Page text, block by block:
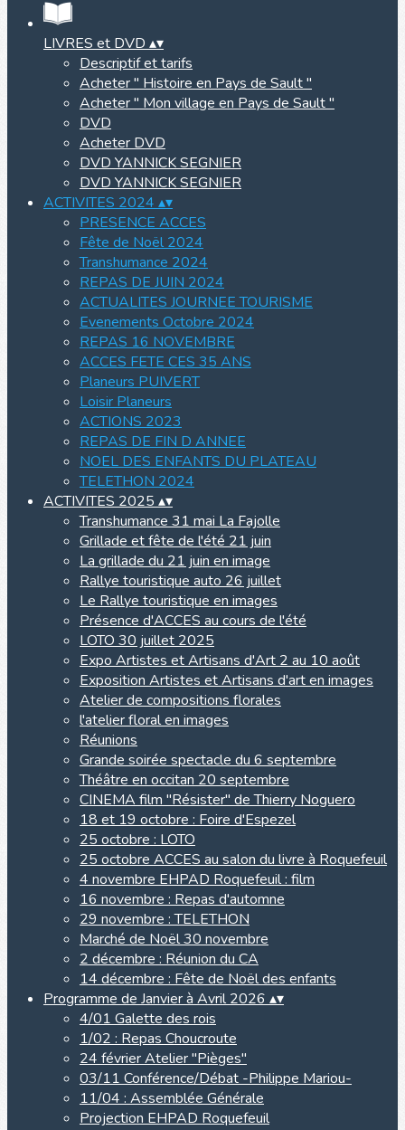
LIVRES et DVD ▴▾
Descriptif et tarifs
Acheter " Histoire en Pays de Sault "
Acheter " Mon village en Pays de Sault "
DVD
Acheter DVD
DVD YANNICK SEGNIER
DVD YANNICK SEGNIER
ACTIVITES 2024 ▴▾
PRESENCE ACCES
Fête de Noël 2024
Transhumance 2024
REPAS DE JUIN 2024
ACTUALITES JOURNEE TOURISME
Evenements Octobre 2024
REPAS 16 NOVEMBRE
ACCES FETE CES 35 ANS
Planeurs PUIVERT
Loisir Planeurs
ACTIONS 2023
REPAS DE FIN D ANNEE
NOEL DES ENFANTS DU PLATEAU
TELETHON 2024
ACTIVITES 2025 ▴▾
Transhumance 31 mai La Fajolle
Grillade et fête de l'été 21 juin
La grillade du 21 juin en image
Rallye touristique auto 26 juillet
Le Rallye touristique en images
Présence d'ACCES au cours de l'été
LOTO 30 juillet 2025
Expo Artistes et Artisans d'Art 2 au 10 août
Exposition Artistes et Artisans d'art en images
Atelier de compositions florales
l'atelier floral en images
Réunions
Grande soirée spectacle du 6 septembre
Théâtre en occitan 20 septembre
CINEMA film "Résister" de Thierry Noguero
18 et 19 octobre : Foire d'Espezel
25 octobre : LOTO
25 octobre ACCES au salon du livre à Roquefeuil
4 novembre EHPAD Roquefeuil : film
16 novembre : Repas d'automne
29 novembre : TELETHON
Marché de Noël 30 novembre
2 décembre : Réunion du CA
14 décembre : Fête de Noël des enfants
Programme de Janvier à Avril 2026 ▴▾
4/01 Galette des rois
1/02 : Repas Choucroute
24 février Atelier "Pièges"
03/11 Conférence/Débat -Philippe Mariou-
11/04 : Assemblée Générale
Projection EHPAD Roquefeuil